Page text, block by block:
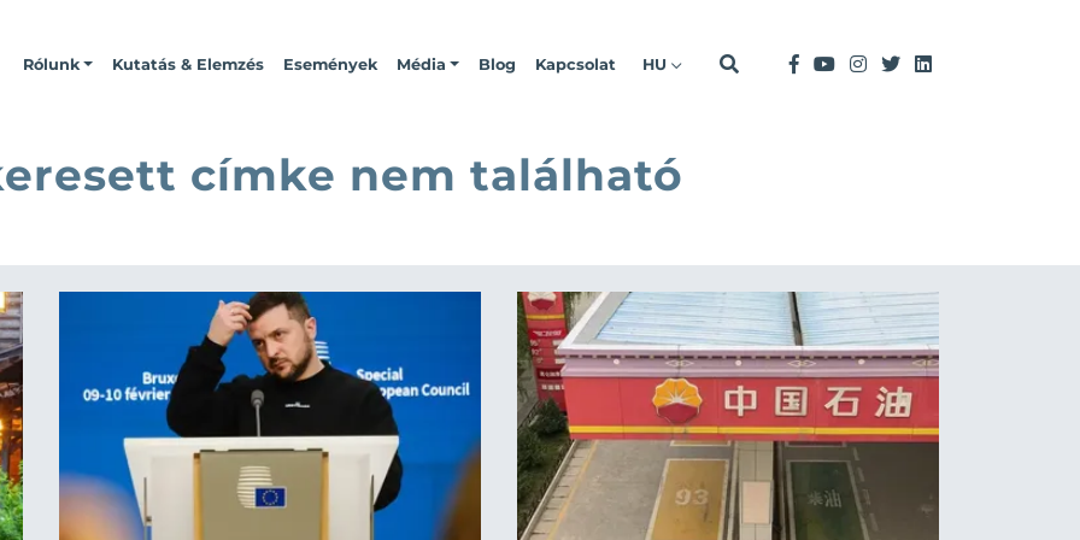
Rólunk Kutatás & Elemzés Események Média Blog Kapcsolat HU
címke nem található